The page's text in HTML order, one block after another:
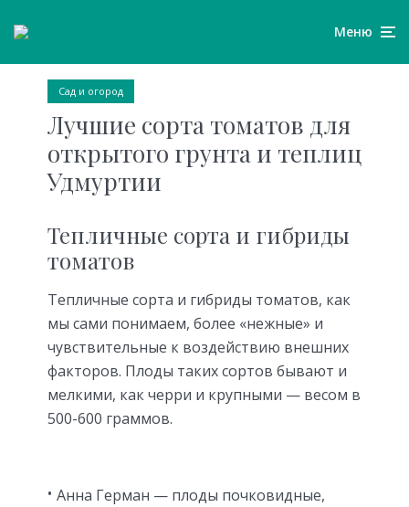
Меню
Сад и огород
Лучшие сорта томатов для
открытого грунта и теплиц
Удмуртии
Тепличные сорта и гибриды
томатов
Тепличные сорта и гибриды томатов, как
мы сами понимаем, более «нежные» и
чувствительные к воздействию внешних
факторов. Плоды таких сортов бывают и
мелкими, как черри и крупными — весом в
500-600 граммов.
Анна Герман — плоды почковидные,